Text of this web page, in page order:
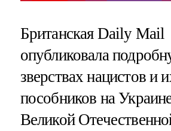
Британская Daily Mail
опубликовала
зверствах нацистов и
пособников на
Великой